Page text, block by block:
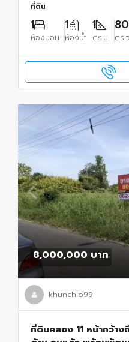
ที่ดิน
1
ห้องนอน
1
ห้องน้ำ
1
ตร.ม. ตร.
8,000,000 บาท
khunchip99
ที่ดินคลอง 11 หน้ากว้า